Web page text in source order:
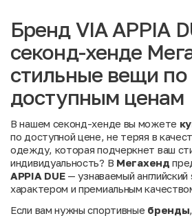
Бренд VIA APPIA
секонд-хенде
стильные вещи по
доступным ценам
В нашем секонд-хенде вы можете
по доступной цене, не теряя в
одежду, которая подчеркнет ваш
индивидуальность? В Мегахенд
APPIA DUE— узнаваемый
характером и премиальным
Если вам нужны спортивные бренды